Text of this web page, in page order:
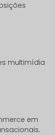
multimídia
em